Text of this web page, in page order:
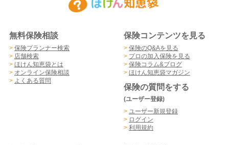
無料保険相談
> 保険プランナー検索
> 店舗検索
> ほけん知恵袋とは
> オンライン保険相談
> よくある質問
保険コンテンツを見る
> 保険のQ&Aを見る
> プロの加入保険を見る
> 保険コラム&ブログ
> ほけん知恵袋マガジン
保険の質問をする
(ユーザー登録)
> ユーザー新規登録
> ログイン
> 利用規約